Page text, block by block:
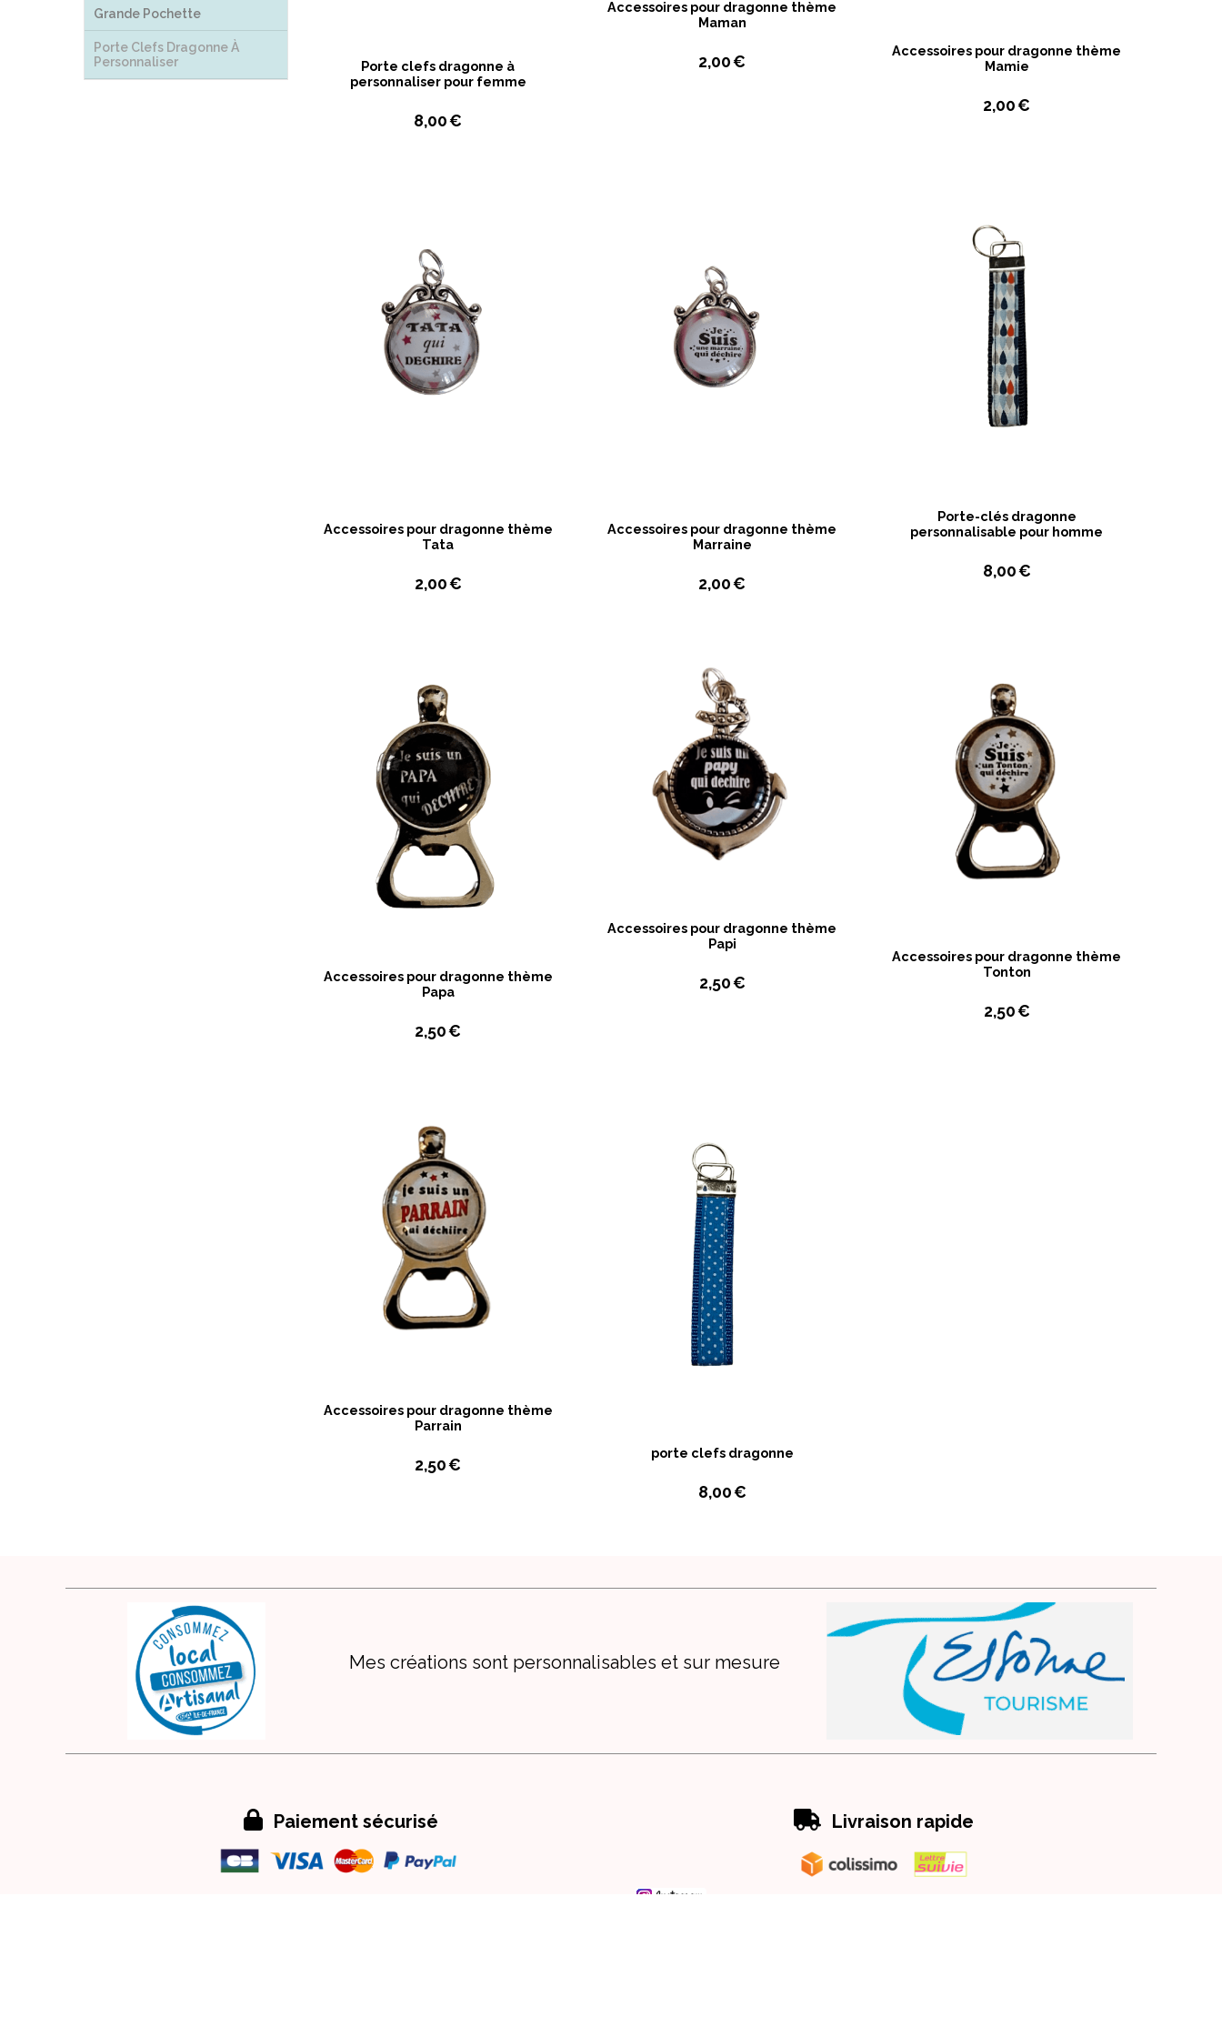
Grande Pochette
Porte Clefs Dragonne À
Personnaliser
Porte clefs dragonne à
personnaliser pour femme
8,00€
Accessoires pour dragonne thème
Maman
2,00€
Accessoires pour dragonne thème
Mamie
2,00€
Accessoires pour dragonne thème
Tata
2,00€
Accessoires pour dragonne thème
Marraine
2,00€
Porte-clés dragonne
personnalisable pour homme
8,00€
Accessoires pour dragonne thème
Papa
2,50€
Accessoires pour dragonne thème
Papi
2,50€
Accessoires pour dragonne thème
Tonton
2,50€
Accessoires pour dragonne thème
Parrain
2,50€
porte clefs dragonne
8,00€
Mes créations sont personnalisables et sur mesure
 Paiement sécurisé  Livraison rapide